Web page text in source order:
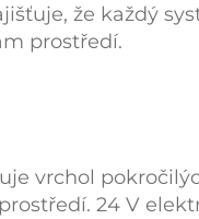
že každý
prostředí.
vrchol
24 V